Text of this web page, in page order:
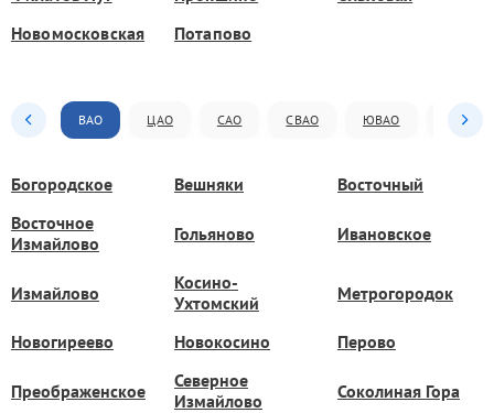
Новомосковская
Потапово
ВАО ЦАО САО СВАО ЮВАО ЮАО
Богородское Вешняки
Восточный
Восточное
Измайлово
Гольяново Ивановское
Измайлово
Косино-
Ухтомский
Метрогородок
Новогиреево Новокосино Перово
Преображенское
Северное
Измайлово
Соколиная Гора